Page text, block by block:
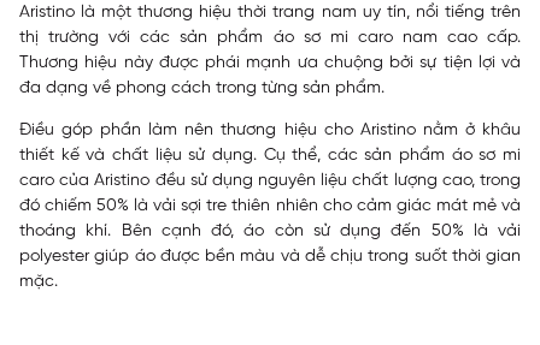
Aristino là một thương hiệu thời trang nam uy tín, nổi tiếng trên
thị trường với các sản phẩm áo sơ mi caro nam cao cấp.
Thương hiệu này được phái mạnh ưa chuộng bởi sự tiện lợi và
đa dạng về phong cách trong từng sản phẩm.
Điều góp phần làm nên thương hiệu cho Aristino nằm ở khâu
thiết kế và chất liệu sử dụng. Cụ thể, các sản phẩm áo sơ mi
caro của Aristino đều sử dụng nguyên liệu chất lượng cao, trong
đó chiếm 50% là vải sợi tre thiên nhiên cho cảm giác mát mẻ và
thoáng khí. Bên cạnh đó, áo còn sử dụng đến 50% là vải
polyester giúp áo được bền màu và dễ chịu trong suốt thời gian
mặc.